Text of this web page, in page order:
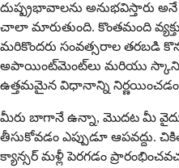
దుష్ప్రభావాలను అనుభవిస్తారు అనే
చాలా మారుతుంది. కొంతమంది
మరికొందరు సంవత్సరాల తరబడి
అపాయింట్‌మెంట్‌లు మరియు
ఉత్తమమైన విధానాన్ని
మీరు బాగానే ఉన్నా, మొదట మీ
తీసుకోవడం ఎప్పుడూ ఆపవద్దు.
క్యాన్సర్ మళ్లీ పెరగడం